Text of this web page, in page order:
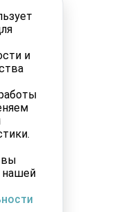
и
вы
нашей